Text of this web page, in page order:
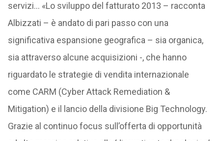
servizi… «Lo sviluppo del fatturato 2013 – racconta
Albizzati – è andato di pari passo con una
significativa espansione geografica – sia organica,
sia attraverso alcune acquisizioni -, che hanno
riguardato le strategie di vendita internazionale
come CARM (Cyber Attack Remediation &
Mitigation) e il lancio della divisione Big Technology.
Grazie al continuo focus sull’offerta di opportunità